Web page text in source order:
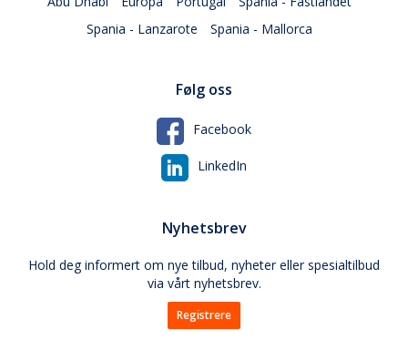
Spania - Lanzarote
Spania - Mallorca
Følg oss
Facebook
LinkedIn
Nyhetsbrev
Hold deg informert om nye tilbud, nyheter eller spesialtilbud
via vårt nyhetsbrev.
Registrere